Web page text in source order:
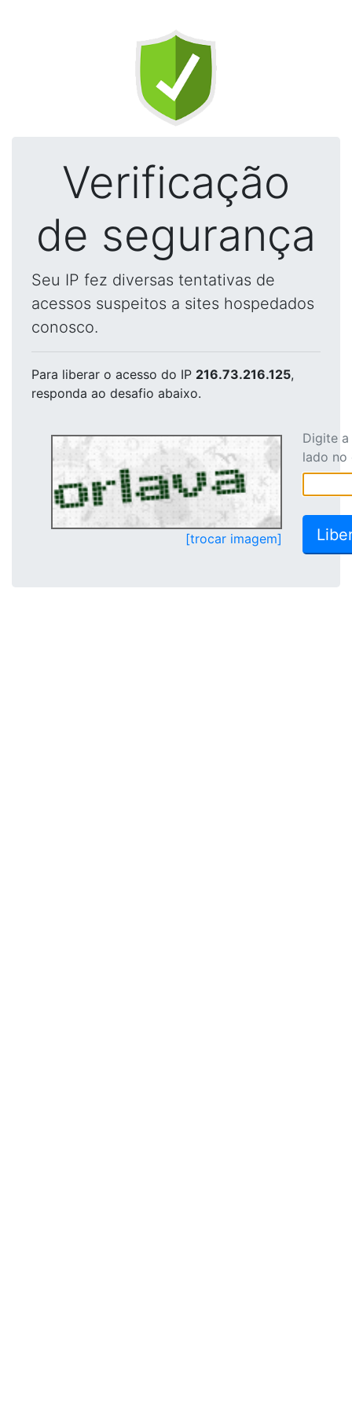
Verificação
de segurança
Seu IP fez diversas tentativas de
acessos suspeitos a sites hospedados
conosco.
Para liberar o acesso do IP 216.73.216.125,
responda ao desafio abaixo.
[trocar imagem]
Digite
lado no